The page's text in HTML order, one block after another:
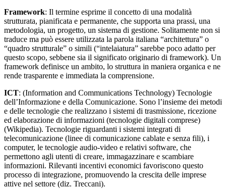
Framework: Il termine esprime il concetto di una modalità
strutturata, pianificata e permanente, che supporta una prassi, una
metodologia, un progetto, un sistema di gestione. Solitamente non si
traduce ma può essere utilizzata la parola italiana “architettura” o
“quadro strutturale” o simili (“intelaiatura” sarebbe poco adatto per
questo scopo, sebbene sia il significato originario di framework). Un
framework definisce un ambito, lo struttura in maniera organica e ne
rende trasparente e immediata la comprensione.
ICT: (Information and Communications Technology) Tecnologie
dell’Informazione e della Comunicazione. Sono l’insieme dei metodi
e delle tecnologie che realizzano i sistemi di trasmissione, ricezione
ed elaborazione di informazioni (tecnologie digitali comprese)
(Wikipedia). Tecnologie riguardanti i sistemi integrati di
telecomunicazione (linee di comunicazione cablate e senza fili), i
computer, le tecnologie audio-video e relativi software, che
permettono agli utenti di creare, immagazzinare e scambiare
informazioni. Rilevanti incentivi economici favoriscono questo
processo di integrazione, promuovendo la crescita delle imprese
attive nel settore (diz. Treccani).